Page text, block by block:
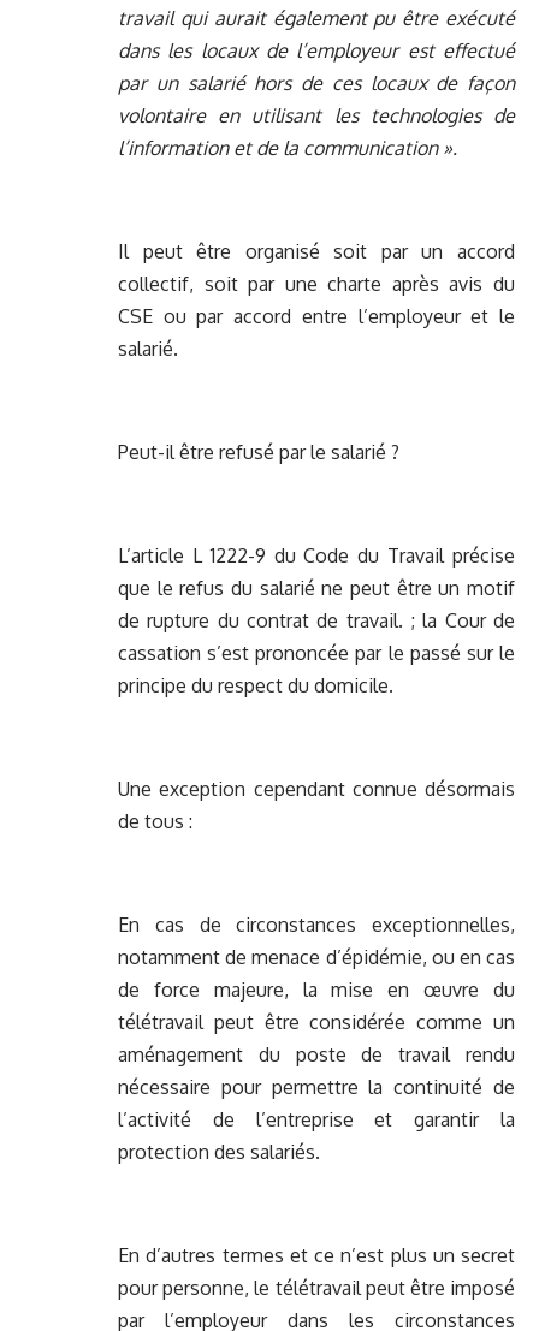
travail qui aurait également pu être exécuté
dans les locaux de l’employeur est effectué
par un salarié hors de ces locaux de façon
volontaire en utilisant les technologies de
l’information et de la communication ».
Il peut être organisé soit par un accord
collectif, soit par une charte après avis du
CSE ou par accord entre l’employeur et le
salarié.
Peut-il être refusé par le salarié ?
L’article L 1222-9 du Code du Travail précise
que le refus du salarié ne peut être un motif
de rupture du contrat de travail. ; la Cour de
cassation s’est prononcée par le passé sur le
principe du respect du domicile.
Une exception cependant connue désormais
de tous :
En cas de circonstances exceptionnelles,
notamment de menace d’épidémie, ou en cas
de force majeure, la mise en œuvre du
télétravail peut être considérée comme un
aménagement du poste de travail rendu
nécessaire pour permettre la continuité de
l’activité de l’entreprise et garantir la
protection des salariés.
En d’autres termes et ce n’est plus un secret
pour personne, le télétravail peut être imposé
par l’employeur dans les circonstances